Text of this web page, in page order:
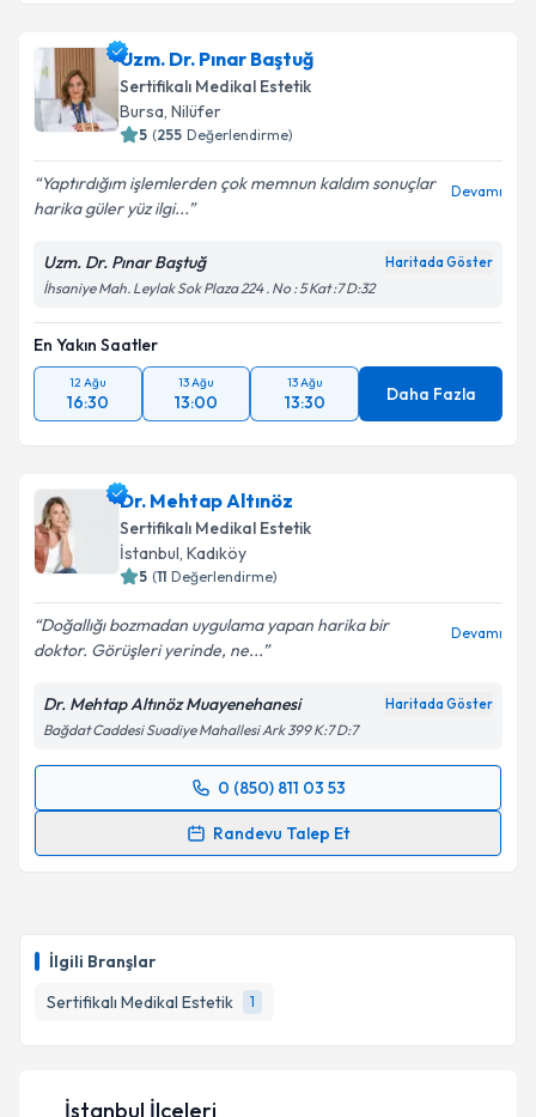
İlgili Branşlar
Sertifikalı Medikal Estetik
1
Dr. Hatip Ayiçin randevu takvimi talebi oluşturun. Size
bu uzmandan randevu almanız için bir takvim
hazırlandığında e-posta ile bilgilendireceğiz.
Kişisel verilerimin işlenmesine ilişkin
Aydınlatma
Metni'ni okudum ve kişisel verilerimin belirtilen
kapsamda işlenmesini kabul ediyorum.
Takvim Talebini Gönder
Uzm. Dr. Pınar Baştuğ
Sertifikalı Medikal Estetik
Bursa, Nilüfer
5 (255 Değerlendirme)
Yaptırdığım işlemlerden çok memnun kaldım sonuçlar
harika güler yüz ilgi...
Devamı
Uzm. Dr. Pınar Baştuğ Haritada Göster
İhsaniye Mah. Leylak Sok Plaza 224 . No : 5 Kat :7 D:32
En Yakın Saatler
12 Ağu
16:30
13 Ağu
13:00
13 Ağu
13:30 Daha Fazla
Dr. Mehtap Altınöz
Sertifikalı Medikal Estetik
İstanbul, Kadıköy
5 (11 Değerlendirme)
Doğallığı bozmadan uygulama yapan harika bir
doktor. Görüşleri yerinde, ne...
Devamı
Dr. Mehtap Altınöz Muayenehanesi Haritada Göster
Bağdat Caddesi Suadiye Mahallesi Ark 399 K:7 D:7
0 (850) 811 03 53
Randevu Talep Et
Randevu Takvimi Talebi
E-posta Adresiniz
Kişisel verilerimin işlenmesine ilişkin
İstanbul İlçeleri